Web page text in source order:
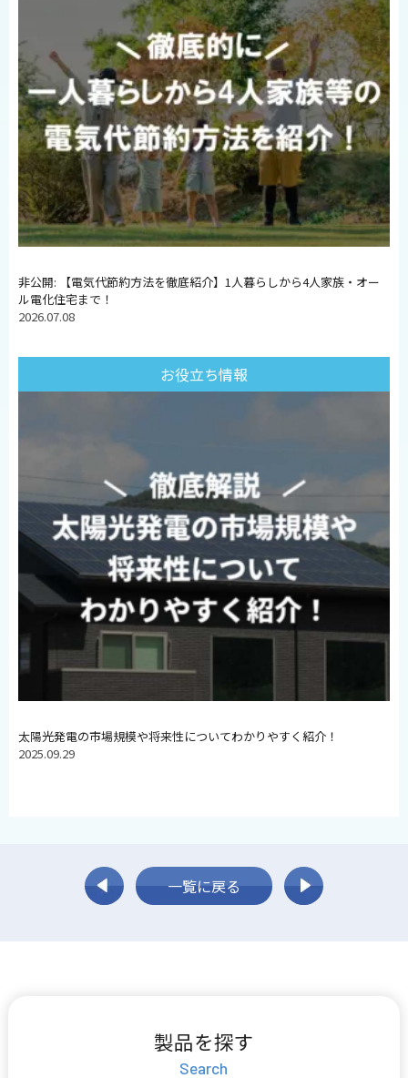
非公開: 【電気代節約方法を徹底紹介】1人暮らしから4人家族・オー
ル電化住宅まで！
2026.07.08
お役立ち情報
太陽光発電の市場規模や将来性についてわかりやすく紹介！
2025.09.29
一覧に戻る
製品を探す
Search